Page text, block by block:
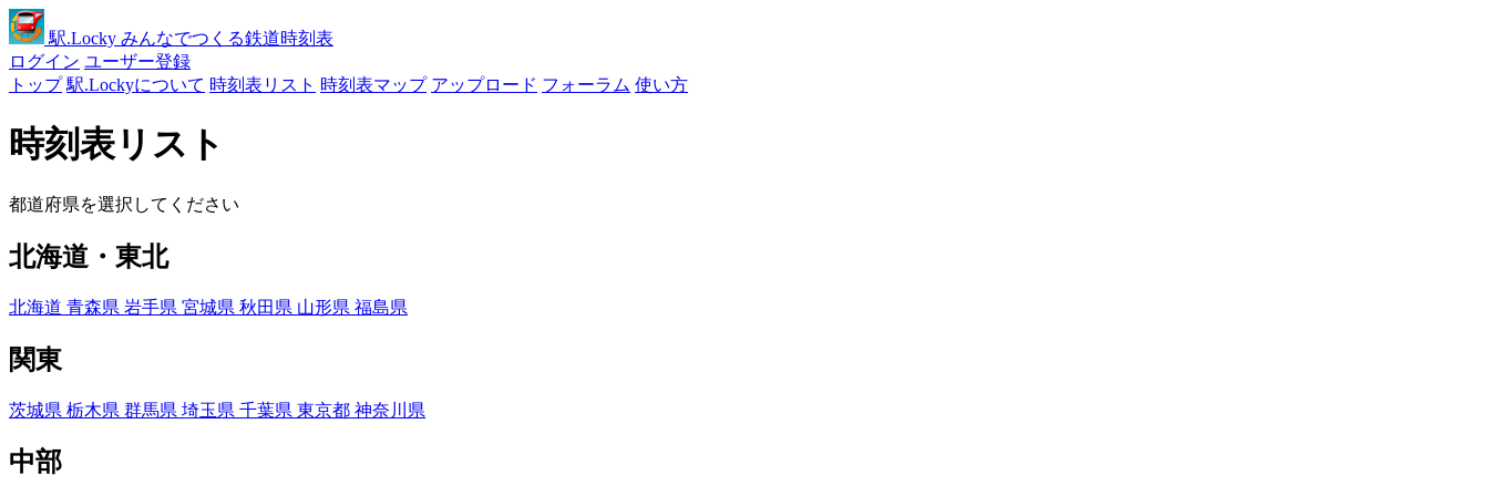
駅.Locky みんなでつくる鉄道時刻表
ログイン ユーザー登録
トップ 駅.Lockyについて 時刻表リスト 時刻表マップ アップロード フォーラム 使い方
時刻表リスト
都道府県を選択してください
北海道・東北
北海道 青森県 岩手県 宮城県 秋田県 山形県 福島県
関東
茨城県 栃木県 群馬県 埼玉県 千葉県 東京都 神奈川県
中部